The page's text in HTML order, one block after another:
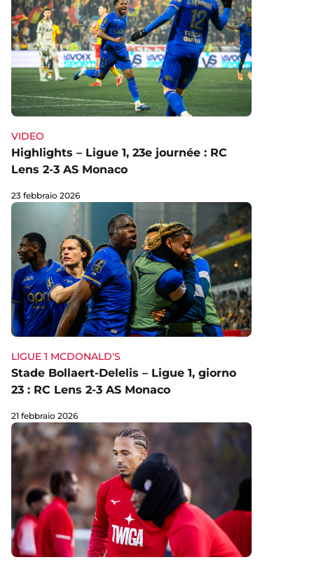
VIDEO
Highlights – Ligue 1, 23e journée : RC
Lens 2-3 AS Monaco
23 febbraio 2026
LIGUE 1 MCDONALD'S
Stade Bollaert-Delelis – Ligue 1, giorno
23 : RC Lens 2-3 AS Monaco
21 febbraio 2026